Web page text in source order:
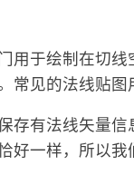
用于绘制在切
常见的法线贴图
存有法线矢量
好一样，所以我